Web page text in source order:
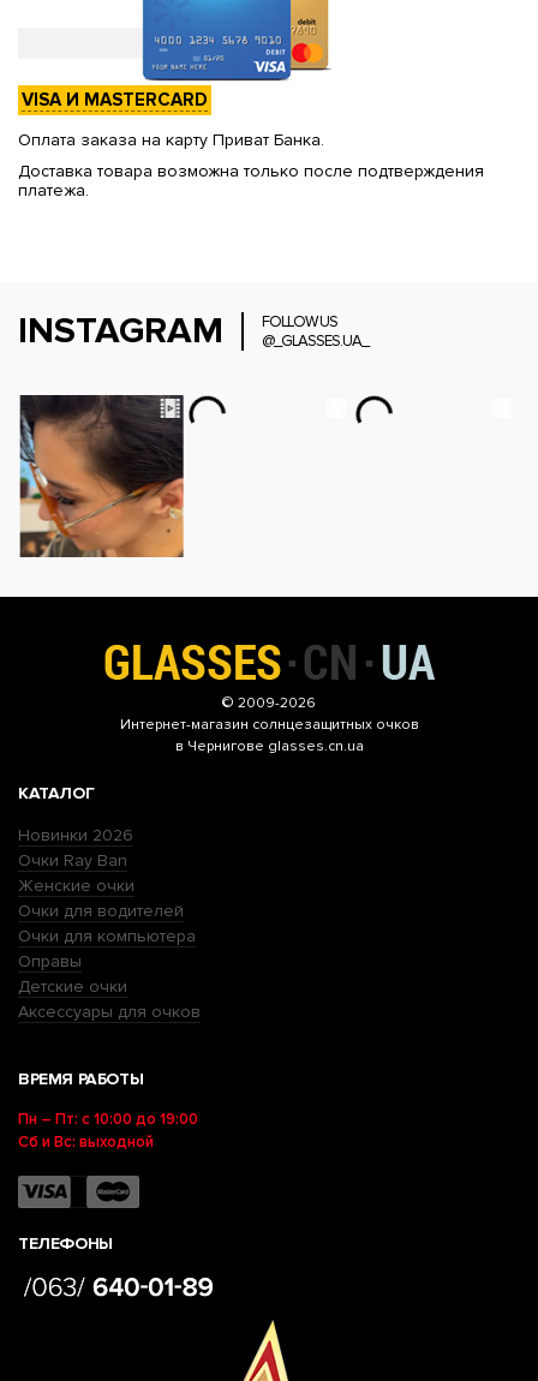
VISA И MASTERCARD
Оплата заказа на карту Приват Банка.
Доставка товара возможна только после подтверждения
платежа.
INSTAGRAM
FOLLOW US
@_GLASSES.UA_
© 2009-2026
Интернет-магазин солнцезащитных очков
в Чернигове glasses.cn.ua
КАТАЛОГ
Новинки 2026
Очки Ray Ban
Женские очки
Очки для водителей
Очки для компьютера
Оправы
Детские очки
Аксессуары для очков
ВРЕМЯ РАБОТЫ
Пн – Пт: с 10:00 до 19:00
Сб и Вс: выходной
ТЕЛЕФОНЫ